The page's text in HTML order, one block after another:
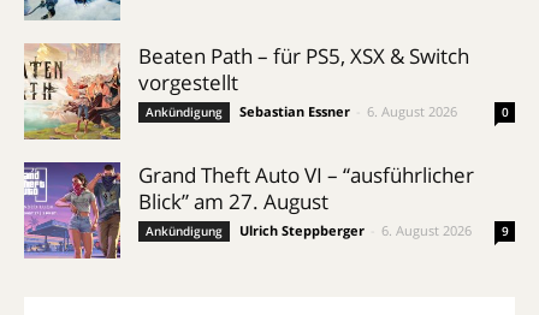
Beaten Path – für PS5, XSX & Switch
vorgestellt
Ankündigung Sebastian Essner 6. August 2026 0
Grand Theft Auto VI – “ausführlicher
Blick” am 27. August
Ankündigung Ulrich Steppberger 6. August 2026 9